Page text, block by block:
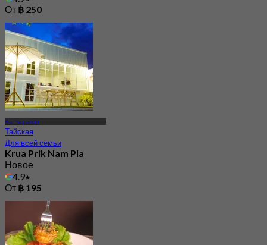
От ฿ 250
Ватчарапон
Тайская
Для всей семьи
Krua Prik Nam Pla
Новое
4.9
От ฿ 195